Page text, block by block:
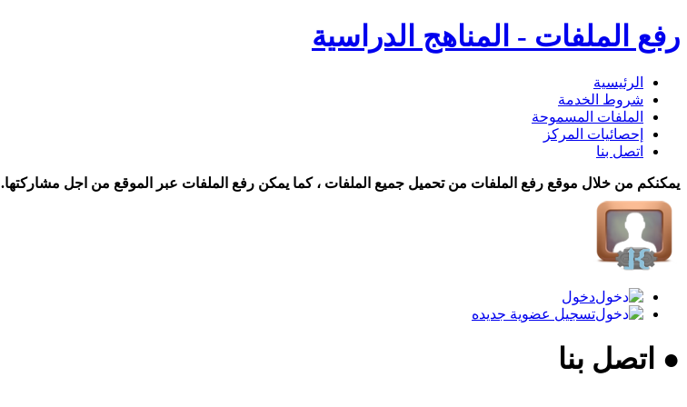
رفع الملفات - المناهج الدراسية
الرئيسية
شروط الخدمة
الملفات المسموحة
إحصائيات المركز
اتصل بنا
يمكنكم من خلال موقع رفع الملفات من تحميل جميع الملفات ، كما يمكن رفع الملفات عبر الموقع من اجل مشاركتها.
دخول
تسجيل عضوية جديده
● اتصل بنا